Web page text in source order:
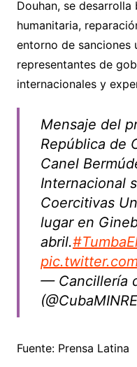
Douhan, se
humanitaria,
entorno de sanciones
representantes de
internacionales y
Mensaje del
República de
Canel
Internacional
Coercitivas
lugar en
abril.
— Cancillería
Fuente: Prensa Latina